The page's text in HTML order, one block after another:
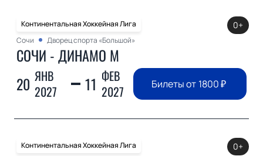
Континентальная Хоккейная Лига
Сочи
Дворец спорта «Большой»
СОЧИ - ДИНАМО М
20 ЯНВ
2027
11 ФЕВ
2027
0+
Билеты от 1800₽
Континентальная Хоккейная Лига
0+